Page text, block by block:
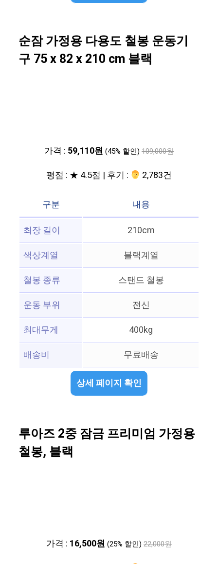
순잠 가정용 다용도 철봉 운동기
구 75 x 82 x 210 cm 블랙
가격 : 59,110원 (45% 할인) 109,000원
평점 : ★ 4.5점 | 후기 : ‍‍ 2,783건
구분
내용
최장 길이
210cm
색상계열
블랙계열
철봉 종류
스탠드 철봉
운동 부위
전신
최대무게
400kg
배송비
무료배송
상세 페이지 확인
루아즈 2중 잠금 프리미엄 가정용
철봉, 블랙
가격 : 16,500원 (25% 할인) 22,000원